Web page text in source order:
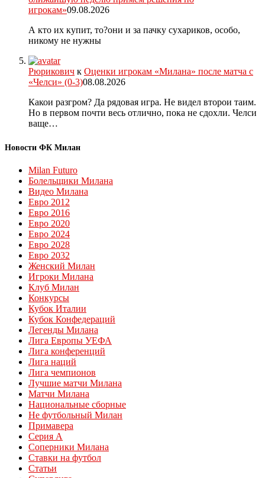
игрокам»09.08.2026
А кто их купит, то?они и за пачку сухариков, особо,
никому не нужны
Рюрикович к Оценки игрокам «Милана» после матча с
«Челси» (0-3)08.08.2026
Какои разгром? Да рядовая игра. Не видел второи таим.
Но в первом почти весь отлично, пока не сдохли. Челси
ваще…
Новости ФК Милан
Milan Futuro
Болельщики Милана
Видео Милана
Евро 2012
Евро 2016
Евро 2020
Евро 2024
Евро 2028
Евро 2032
Женский Милан
Игроки Милана
Клуб Милан
Конкурсы
Кубок Италии
Кубок Конфедераций
Легенды Милана
Лига Европы УЕФА
Лига конференций
Лига наций
Лига чемпионов
Лучшие матчи Милана
Матчи Милана
Национальные сборные
Не футбольный Милан
Примавера
Серия А
Соперники Милана
Ставки на футбол
Статьи